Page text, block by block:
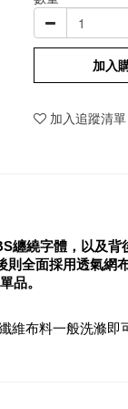
加入
加入追蹤清單
繞字體，以及
全面採用透氣網
品。
維布料一般洗滌